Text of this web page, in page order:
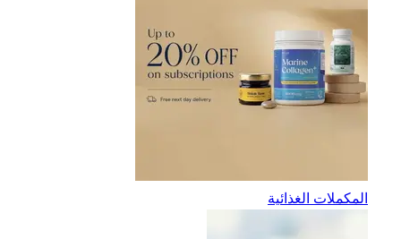
المكملات الغذائية